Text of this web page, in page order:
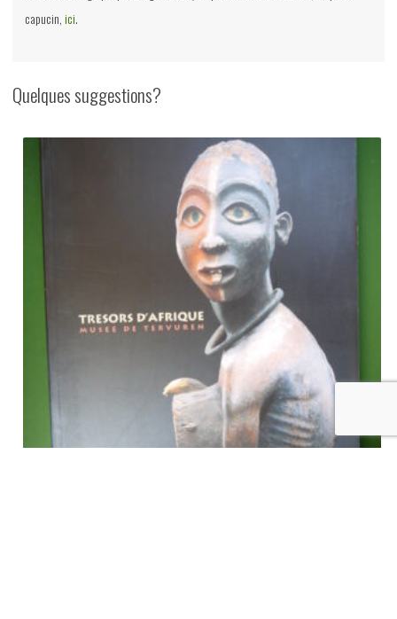
capucin,ici.
Quelques suggestions?